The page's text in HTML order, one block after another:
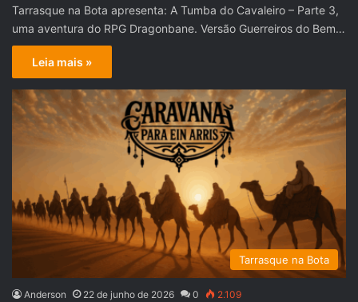
Tarrasque na Bota apresenta: A Tumba do Cavaleiro – Parte 3,
uma aventura do RPG Dragonbane. Versão Guerreiros do Bem…
Leia mais »
Tarrasque na Bota
Anderson 22 de junho de 2026 0 2.109